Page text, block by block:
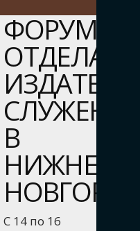
ФОРУМ
ОТДЕЛА
В
НИЖНЕМ
С 14 по 16